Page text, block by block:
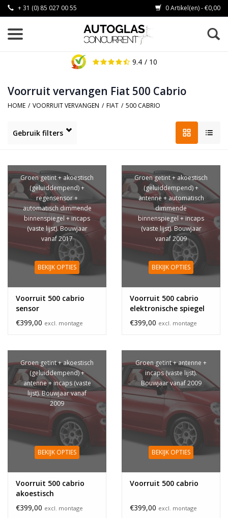
+ 31 (0) 85 027 00 55 0 Artikel(en) - €0,00
9.4 / 10
Voorruit vervangen Fiat 500 Cabrio
HOME / VOORRUIT VERVANGEN / FIAT / 500 CABRIO
Gebruik filters
Groen getint + akoestisch
(geluiddempend) +
regensensor +
automatisch dimmende
binnenspiegel + incaps
(vaste lijst). Bouwjaar
vanaf 2017
BEKIJK OPTIES
Voorruit 500 cabrio
sensor
€399,00 excl. montage
Groen getint + akoestisch
(geluiddempend) +
antenne + automatisch
dimmende
binnenspiegel + incaps
(vaste lijst). Bouwjaar
vanaf 2009
BEKIJK OPTIES
Voorruit 500 cabrio
elektronische spiegel
€399,00 excl. montage
Groen getint + akoestisch
(geluiddempend) +
antenne + incaps (vaste
lijst). Bouwjaar vanaf
2009
BEKIJK OPTIES
Voorruit 500 cabrio
akoestisch
€399,00 excl. montage
Groen getint + antenne +
incaps (vaste lijst).
Bouwjaar vanaf 2009
BEKIJK OPTIES
Voorruit 500 cabrio
€399,00 excl. montage